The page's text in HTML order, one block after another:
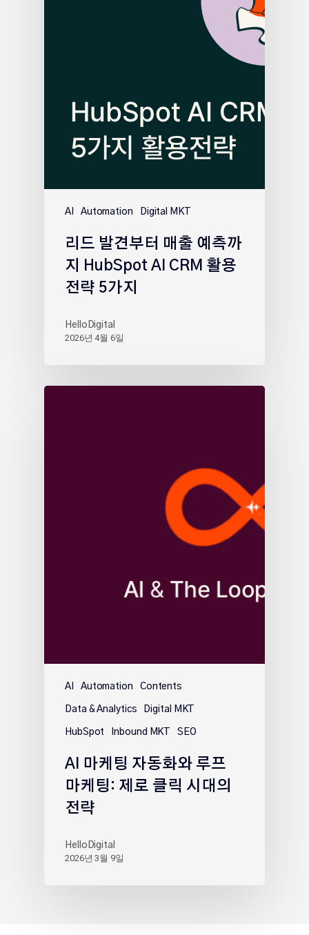
AI Automation Digital MKT
리드 발견부터 매출 예측까
지 HubSpot AI CRM 활용
전략 5가지
HelloDigital
2026년 4월 6일
AI Automation Contents
Data & Analytics Digital MKT
HubSpot Inbound MKT SEO
AI 마케팅 자동화와 루프
마케팅: 제로 클릭 시대의
전략
HelloDigital
2026년 3월 9일